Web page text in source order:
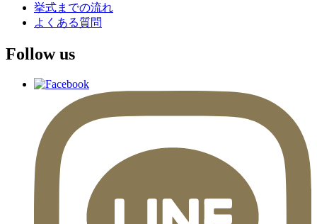
挙式までの流れ
よくある質問
Follow us